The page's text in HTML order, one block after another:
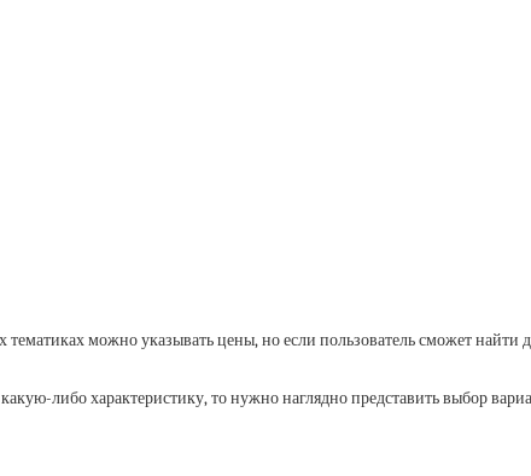
тематиках можно указывать цены, но если пользователь сможет
либо характеристику, то нужно наглядно представить выбор